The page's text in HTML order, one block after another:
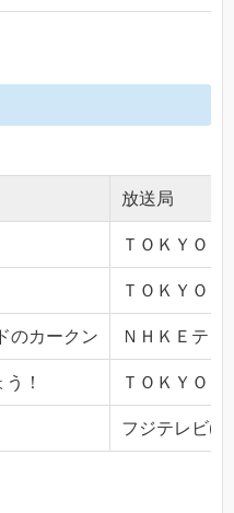
放送局
ＴＯＫＹＯ
ＴＯＫＹＯ
のカークン ＮＨＫＥテレ
！ ＴＯＫＹＯ
フジテレビ